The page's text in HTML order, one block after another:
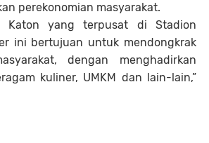
perekonomian masyarakat.
Katon yang terpusat di Stadion
ini bertujuan untuk mendongkrak
dengan menghadirkan
kuliner, UMKM dan lain-lain,”